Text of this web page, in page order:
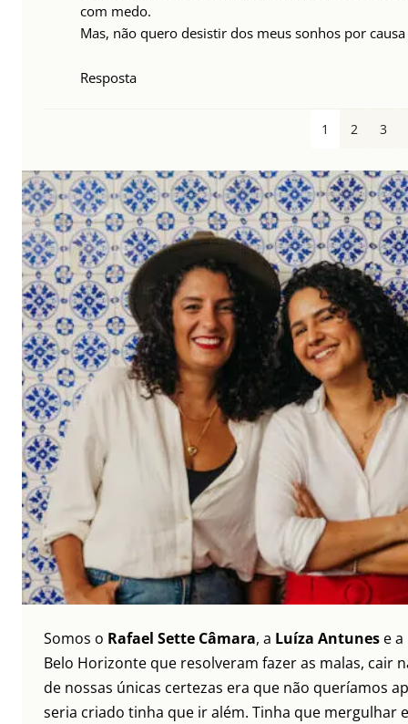
com medo.
Mas, não quero desistir dos meus sonhos por
Resposta
1 2 3
Somos o Rafael Sette Câmara, a Luíza Antunes e a
Belo Horizonte que resolveram fazer as malas, cair
de nossas únicas certezas era que não queríamos
seria criado tinha que ir além. Tinha que mergulhar